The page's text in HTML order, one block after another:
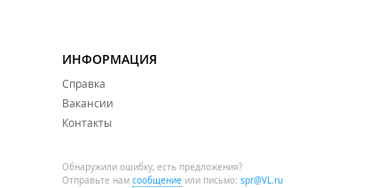
ИНФОРМАЦИЯ
Справка
Вакансии
Контакты
Обнаружили ошибку, есть предложения?
Отправьте нам сообщение или письмо: spr@VL.ru